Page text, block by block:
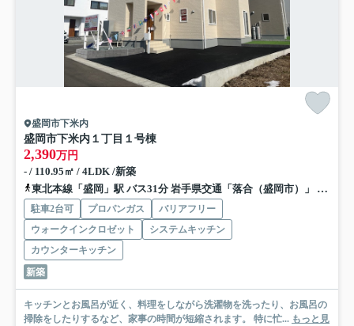
盛岡市下米内
盛岡市下米内１丁目 １号棟
2,390万円
- / 110.95㎡ / 4LDK /新築
東北本線「盛岡」駅 バス31分 岩手県交通「落合（盛岡市）」 停歩3分
駐車2台可 プロパンガス
バリアフリー
ウォークインクロゼット
システムキッチン
カウンターキッチン
新築
キッチンとお風呂が近く、料理をしながら洗濯物を洗ったり、お風呂の
掃除をしたりするなど、家事の時間が短縮されます。 特に忙... もっと見